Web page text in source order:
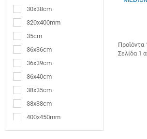
30x38cm
320x400mm
35cm
36x36cm
36x39cm
36x40cm
38x35cm
38x38cm
400x450mm
40x40cm
Σελίδα 1